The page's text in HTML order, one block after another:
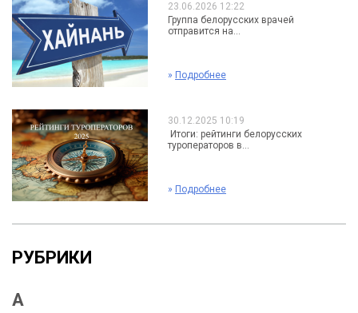
23.06.2026 12:22
Группа белорусских врачей
отправится на...
» Подробнее
30.12.2025 10:19
Итоги: рейтинги белорусских
туроператоров в...
» Подробнее
РУБРИКИ
А